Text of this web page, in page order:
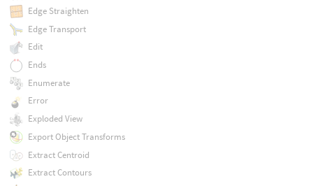
Edge Straighten
Edge Transport
Edit
Ends
Enumerate
Error
Exploded View
Export Object Transforms
Extract Centroid
Extract Contours